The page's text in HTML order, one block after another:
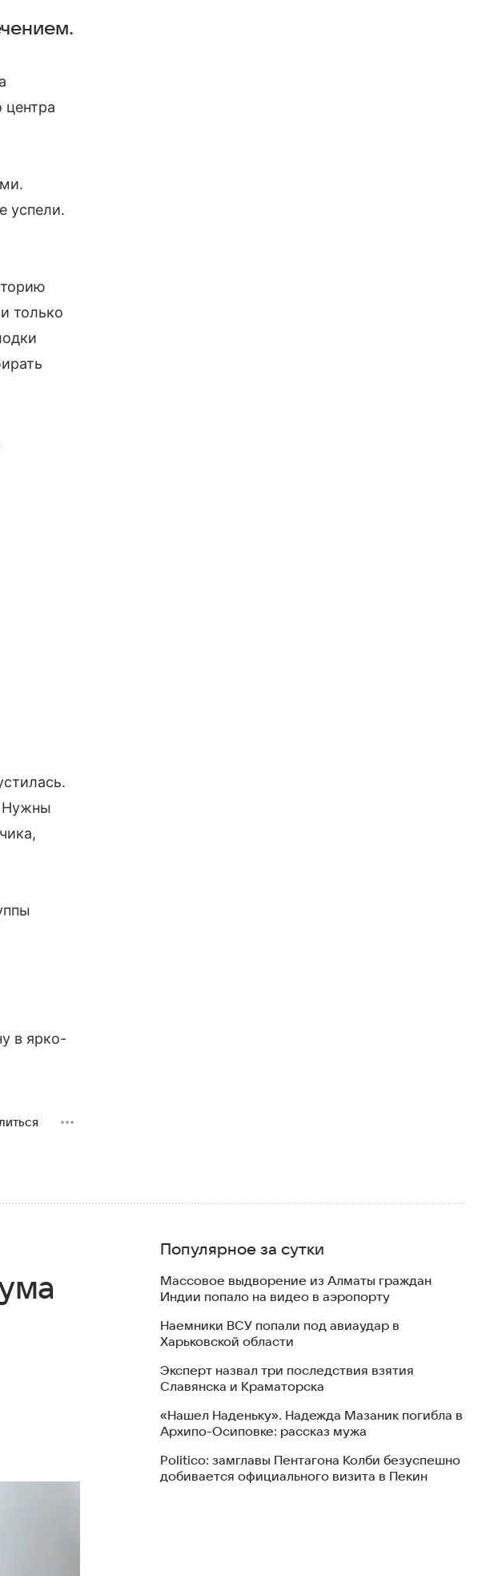
центра
успели.
только
Нужны
в ярко-
Популярное за сутки
Массовое выдворение из Алматы граждан
Индии попало на видео в аэропорту
Наемники ВСУ попали под авиаудар в
Харьковской области
Эксперт назвал три последствия взятия
Славянска и Краматорска
«Нашел Наденьку». Надежда Мазаник погибла в
Архипо-Осиповке: рассказ мужа
Politico: замглавы Пентагона Колби безуспешно
добивается официального визита в Пекин